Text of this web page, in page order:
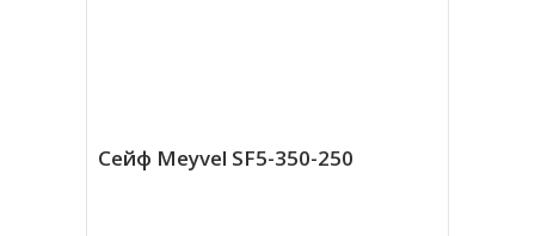
Сейф Meyvel SF5-350-250